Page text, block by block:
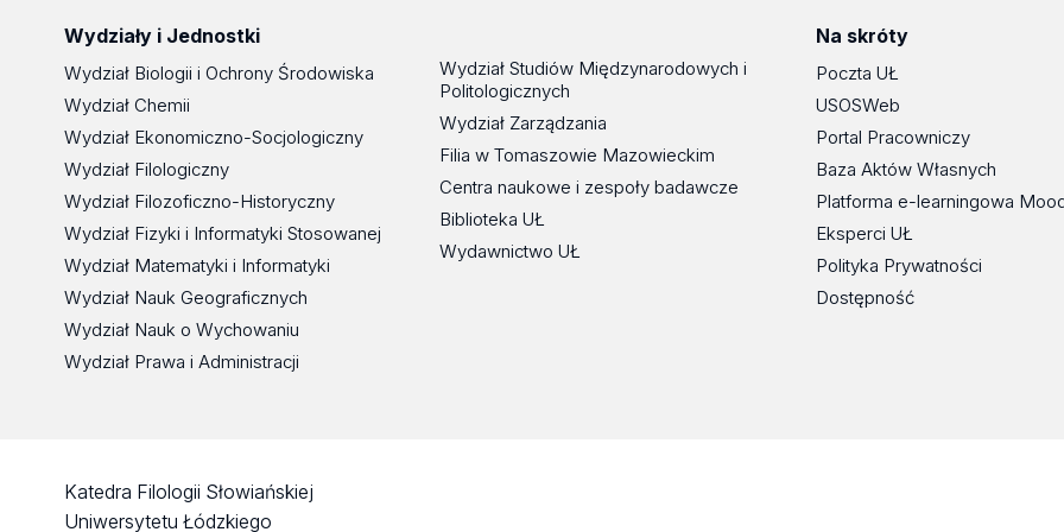
Wydziały i Jednostki
Wydział Biologii i Ochrony Środowiska
Wydział Chemii
Wydział Ekonomiczno-Socjologiczny
Wydział Filologiczny
Wydział Filozoficzno-Historyczny
Wydział Fizyki i Informatyki Stosowanej
Wydział Matematyki i Informatyki
Wydział Nauk Geograficznych
Wydział Nauk o Wychowaniu
Wydział Prawa i Administracji
Wydział Studiów Międzynarodowych i
Politologicznych
Wydział Zarządzania
Filia w Tomaszowie Mazowieckim
Centra naukowe i zespoły badawcze
Biblioteka UŁ
Wydawnictwo UŁ
Na skróty
Poczta UŁ
USOSWeb
Portal Pracowniczy
Baza Aktów Własnych
Platforma e-learningowa
Eksperci UŁ
Polityka Prywatności
Dostępność
Katedra Filologii Słowiańskiej
Uniwersytetu Łódzkiego